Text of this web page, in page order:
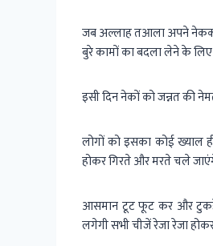
जब अल्लाह तआला अपने
बुरे कामों का बदला लेने के
इसी दिन नेकों को जन्नत की
लोगों को इसका कोई ख्याल
होकर गिरते और मरते चले
आसमान टूट फूट कर और
लगेगी सभी चीजें रेजा रेजा